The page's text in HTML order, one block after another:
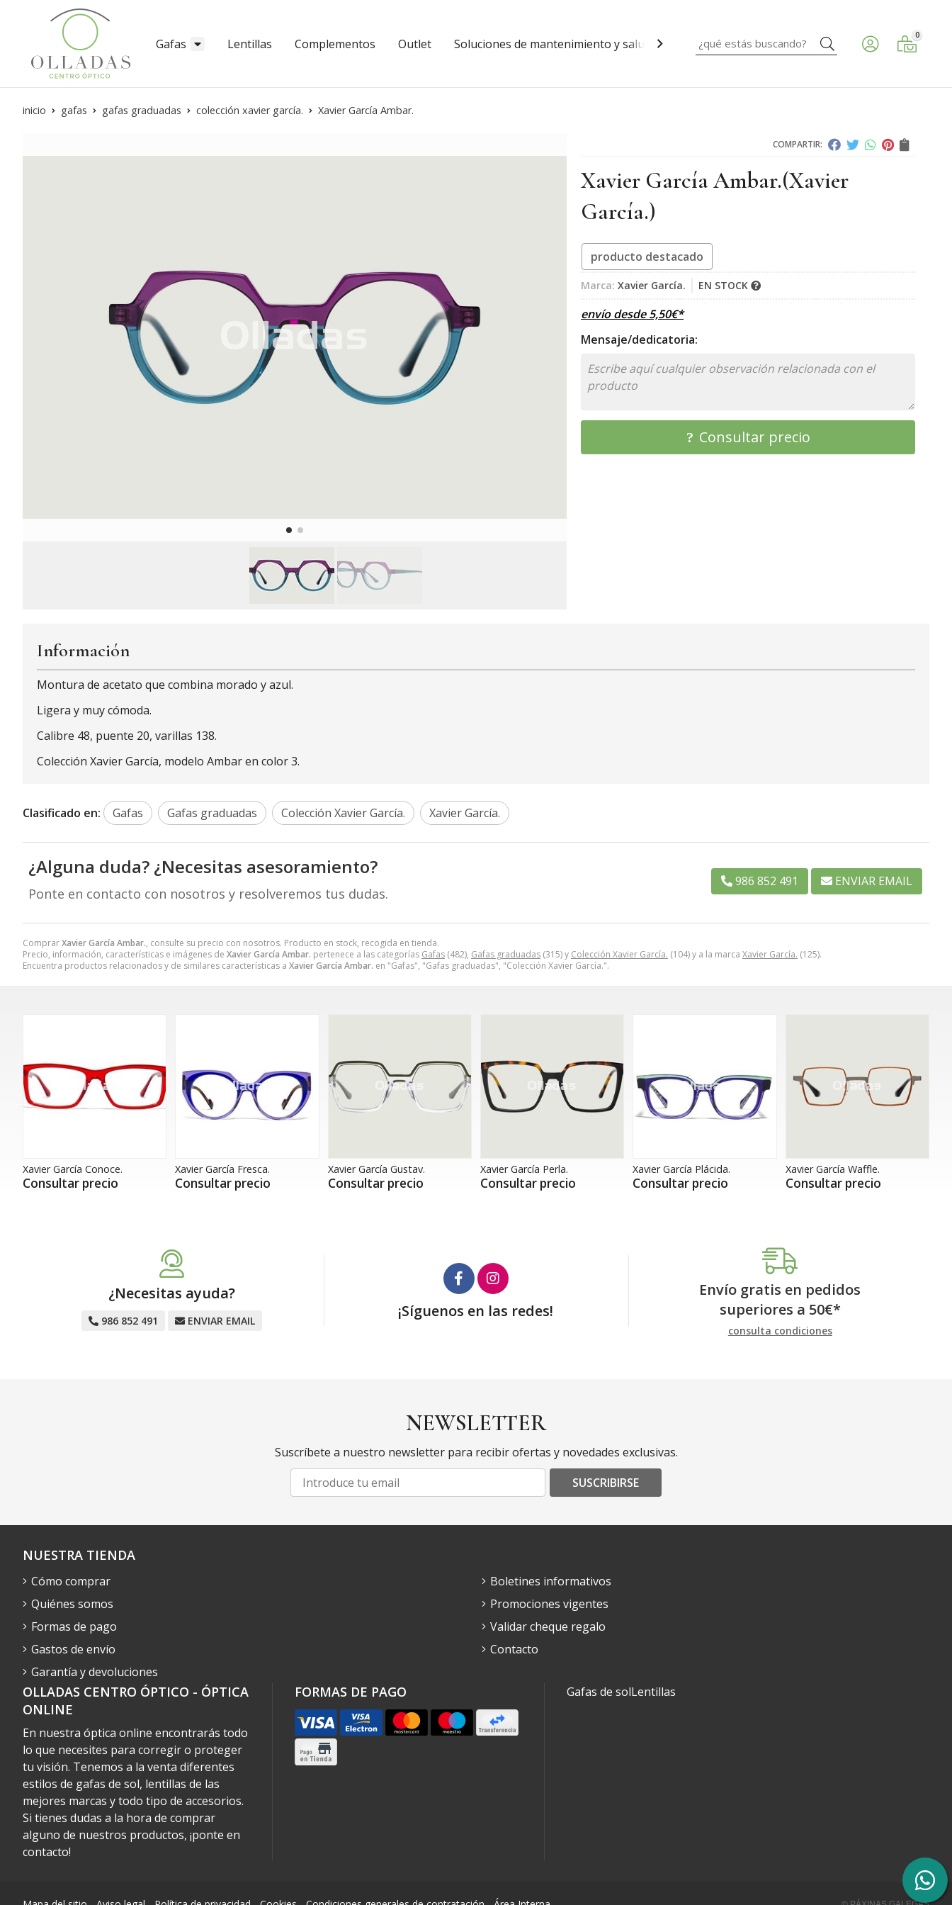
Gafas Lentillas Complementos Outlet Soluciones de mantenimiento y salud ocular. Buscar 0
inicio gafas gafas graduadas colección xavier garcía. Xavier García Ambar.
COMPARTIR:
Xavier García Ambar.(Xavier
García.)
producto destacado
Marca: Xavier García. EN STOCK
envío desde5,50€*
Mensaje/dedicatoria:
Consultar precio
ComprarXavier García Ambar., consulte su precio con nosotros. Producto en stock, recogida en tienda.
Precio, información, características e imágenes de Xavier García Ambar. pertenece a las categorías Gafas (482), Gafas graduadas (315) y Colección Xavier García. (104) y a la marca Xavier García. (125).
Encuentra productos relacionados y de similares características a Xavier García Ambar. en "Gafas", "Gafas graduadas", "Colección Xavier García.".
Información
Montura de acetato que combina morado y azul.
Ligera y muy cómoda.
Calibre 48, puente 20, varillas 138.
Colección Xavier García, modelo Ambar en color 3.
Clasificado en: Gafas Gafas graduadas Colección Xavier García. Xavier García.
¿Alguna duda? ¿Necesitas asesoramiento?
Ponte en contacto con nosotros y resolveremos tus dudas.
986 852 491 ENVIAR EMAIL
Xavier García Conoce.
Consultar precio
Xavier García Fresca.
Consultar precio
Xavier García Gustav.
Consultar precio
Xavier García Perla.
Consultar precio
Xavier García Plácida.
Consultar precio
Xavier García Waffle.
Consultar precio
¿Necesitas ayuda?
986 852 491 ENVIAR EMAIL
¡Síguenos en las redes!
Envío gratis en pedidos
superiores a 50€*
consulta condiciones
NEWSLETTER
Suscríbete a nuestro newsletter para recibir ofertas y novedades exclusivas.
SUSCRIBIRSE
OLLADAS CENTRO ÓPTICO - ÓPTICA
ONLINE
En nuestra óptica online encontrarás todo
lo que necesites para corregir o proteger
tu visión. Tenemos a la venta diferentes
estilos de gafas de sol, lentillas de las
mejores marcas y todo tipo de accesorios.
Si tienes dudas a la hora de comprar
alguno de nuestros productos, ¡ponte en
contacto!
FORMAS DE PAGO
NUESTRA TIENDA
Cómo comprar
Quiénes somos
Formas de pago
Gastos de envío
Garantía y devoluciones
Boletines informativos
Promociones vigentes
Validar cheque regalo
Contacto
Gafas de solLentillas